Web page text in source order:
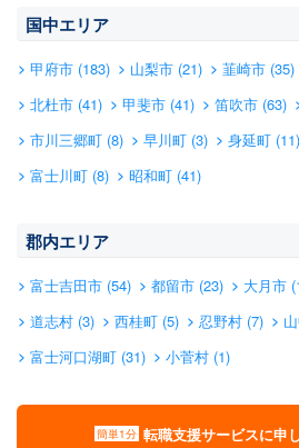
国中エリア
甲府市 (183) 山梨市 (21) 韮崎市 (35)
北杜市 (41)
甲斐市 (41) 笛吹市 (63)
市川三郷町 (8)
早川町 (3) 身延町 (11)
富士川町 (8)
昭和町 (41)
郡内エリア
富士吉田市 (54) 都留市 (23) 大月市
道志村 (3)
西桂町 (5) 忍野村 (7)
富士河口湖町 (31)
小菅村 (1)
簡単1分 転職支援サービスに申